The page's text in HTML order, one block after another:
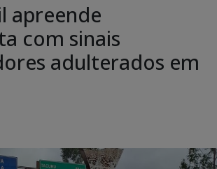
apreende
com sinais
adulterados em